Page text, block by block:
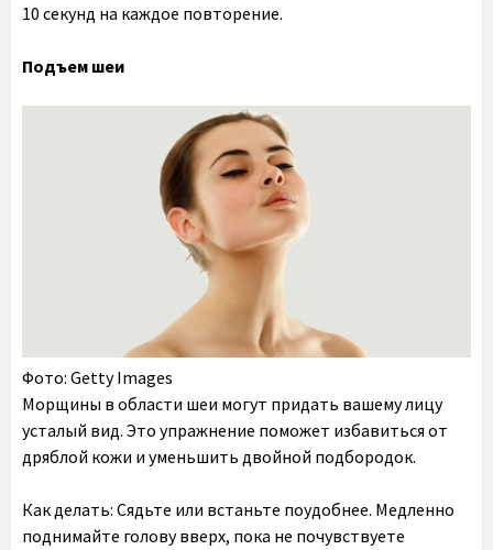
10 секунд на каждое повторение.
Подъем шеи
Фото: Getty Images
Морщины в области шеи могут придать вашему лицу
усталый вид. Это упражнение поможет избавиться от
дряблой кожи и уменьшить двойной подбородок.
Как делать: Сядьте или встаньте поудобнее. Медленно
поднимайте голову вверх, пока не почувствуете